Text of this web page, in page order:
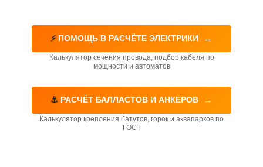
⚡ ПОМОЩЬ В РАСЧЁТЕ ЭЛЕКТРИКИ →
Калькулятор сечения провода, подбор кабеля по
мощности и автоматов
⚓ РАСЧЁТ БАЛЛАСТОВ И АНКЕРОВ →
Калькулятор крепления батутов, горок и аквапарков по
ГОСТ